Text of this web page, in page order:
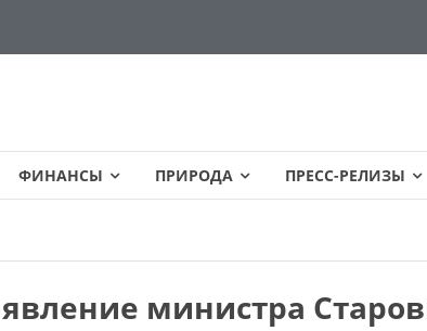
ФИНАНСЫ ПРИРОДА ПРЕСС-РЕЛИЗЫ
министра